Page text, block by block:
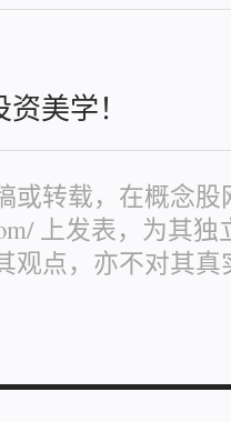
美学！
或转载，在概念股
上发表，为其
观点，亦不对其